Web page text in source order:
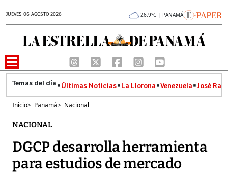
JUEVES 06 AGOSTO 2026 26.9°C | PANAMÁ
Últimas Noticias La Llorona Venezuela José
Inicio> Panamá> Nacional
NACIONAL
DGCP desarrolla herramienta
para estudios de mercado